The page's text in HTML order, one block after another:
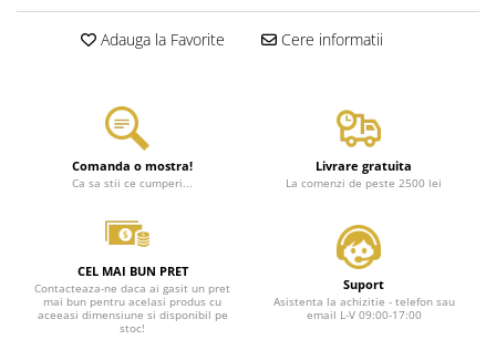
Adauga la Favorite Cere informatii
Comanda o mostra!
Ca sa stii ce cumperi...
Livrare gratuita
La comenzi de peste 2500 lei
CEL MAI BUN PRET
Contacteaza-ne daca ai gasit un pret
mai bun pentru acelasi produs cu
aceeasi dimensiune si disponibil pe
stoc!
Suport
Asistenta la achizitie - telefon sau
email L-V 09:00-17:00